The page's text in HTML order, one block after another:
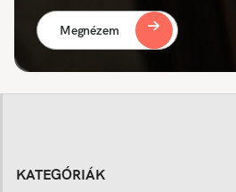
Megnézem
KATEGÓRIÁK